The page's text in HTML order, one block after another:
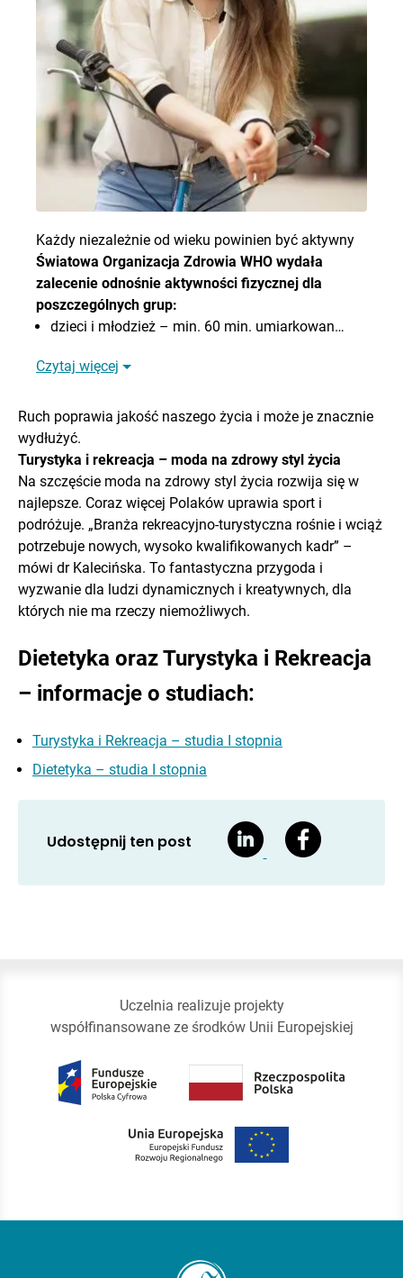
Każdy niezależnie od wieku powinien być aktywny
Światowa Organizacja Zdrowia WHO wydała
zalecenie odnośnie aktywności fizycznej dla
poszczególnych grup:
dzieci i młodzież – min. 60 min. umiarkowan…
Czytaj więcej
Ruch poprawia jakość naszego życia i może je znacznie
wydłużyć.
Turystyka i rekreacja – moda na zdrowy styl życia
Na szczęście moda na zdrowy styl życia rozwija się w
najlepsze. Coraz więcej Polaków uprawia sport i
podróżuje. „Branża rekreacyjno-turystyczna rośnie i wciąż
potrzebuje nowych, wysoko kwalifikowanych kadr” –
mówi dr Kalecińska. To fantastyczna przygoda i
wyzwanie dla ludzi dynamicznych i kreatywnych, dla
których nie ma rzeczy niemożliwych.
Dietetyka oraz Turystyka i Rekreacja
– informacje o studiach:
Turystyka i Rekreacja – studia I stopnia
Dietetyka – studia I stopnia
Udostępnij ten post
Uczelnia realizuje projekty
współfinansowane ze środków Unii Europejskiej